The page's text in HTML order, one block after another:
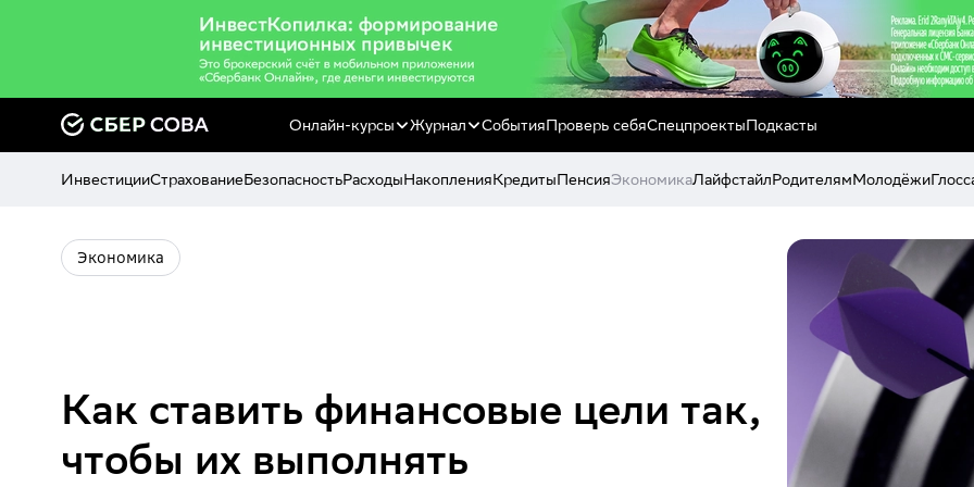
Онлайн-курсы Журнал СобытияПроверь себяСпецпроектыПодкасты
ИнвестицииСтрахованиеБезопасностьРасходыНакопленияКредитыПенсияЭкономикаЛайфстайлРодителямМолодёжи
Экономика
Как ставить финансовые цели так,
чтобы их выполнять